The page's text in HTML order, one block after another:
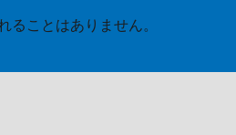
ることはありません。